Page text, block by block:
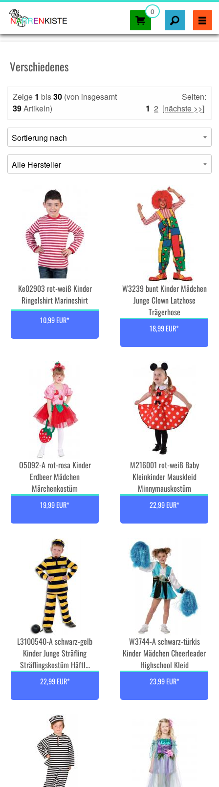
0
Verschiedenes
Zeige 1 bis30 (von insgesamt
39Artikeln)
Seiten:
1 2 [nächste >>]
Ke02903 rot-weiß Kinder
Ringelshirt Marineshirt
10,99 EUR*
W3239 bunt Kinder Mädchen
Junge Clown Latzhose
Trägerhose
18,99 EUR*
O5092-A rot-rosa Kinder
Erdbeer Mädchen
Märchenkostüm
19,99 EUR*
M216001 rot-weiß Baby
Kleinkinder Mauskleid
Minnymauskostüm
22,99 EUR*
L3100540-A schwarz-gelb
Kinder Junge Sträfling
Sträflingskostüm Häftl...
22,99 EUR*
W3744-A schwarz-türkis
Kinder Mädchen Cheerleader
Highschool Kleid
23,99 EUR*